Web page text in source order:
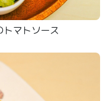
マトソース